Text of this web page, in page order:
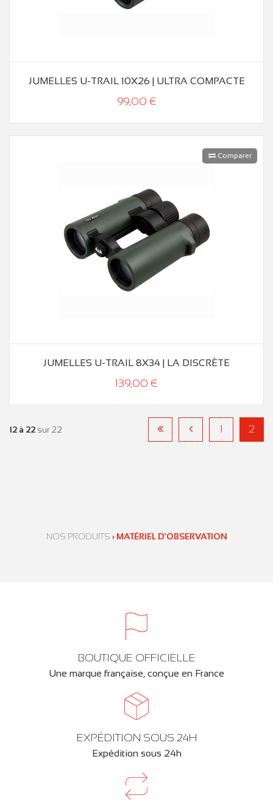
NOS PRODUITS › MATÉRIEL D'OBSERVATION
JUMELLES U-TRAIL 10X26 | ULTRA COMPACTE
99,00 €
Comparer
JUMELLES U-TRAIL 8X34 | LA DISCRÈTE
139,00 €
12 à 22 sur 22 1 2
BOUTIQUE OFFICIELLE
Une marque française, conçue en France
EXPÉDITION SOUS 24H
Expédition sous 24h